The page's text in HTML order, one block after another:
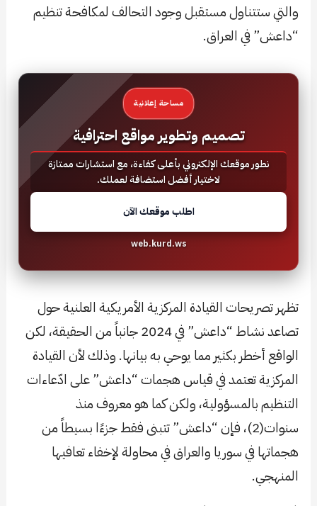
والتي ستتناول مستقبل وجود التحالف لمكافحة تنظيم
“داعش” في العراق.
مساحة إعلانية
تصميم وتطوير مواقع احترافية
نطور موقعك الإلكتروني بأعلى كفاءة، مع استشارات ممتازة
لاختيار أفضل استضافة لعملك.
اطلب موقعك الآن
web.kurd.ws
تظهر تصريحات القيادة المركزية الأمريكية العلنية حول
تصاعد نشاط “داعش” في 2024 جانباً من الحقيقة، لكن
الواقع أخطر بكثير مما يوحي به بيانها. وذلك لأن القيادة
المركزية تعتمد في قياس هجمات “داعش” على ادّعاءات
التنظيم بالمسؤولية، ولكن كما هو معروف منذ
سنوات(2)، فإن “داعش” تتبنى فقط جزءًا بسيطاً من
هجماتها في سوريا والعراق في محاولة لإخفاء تعافيها
المنهجي.